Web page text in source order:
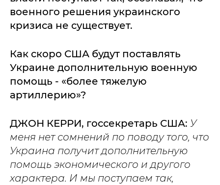
военного решения украинского
кризиса не существует.
Как скоро США будут поставлять
Украине дополнительную военную
помощь - «более тяжелую
артиллерию»?
ДЖОН КЕРРИ, госсекретарь США: У
меня нет сомнений по поводу того, что
Украина получит дополнительную
помощь экономического и другого
характера. И мы поступаем так,